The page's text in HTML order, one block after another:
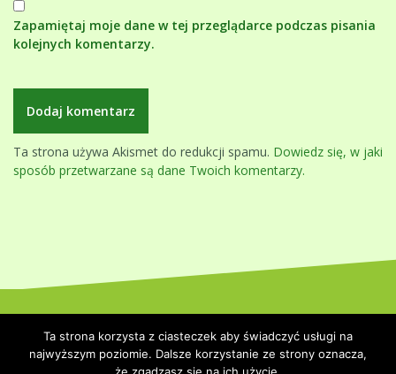
Zapamiętaj moje dane w tej przeglądarce podczas pisania
kolejnych komentarzy.
Ta strona używa Akismet do redukcji spamu. Dowiedz się, w jaki
sposób przetwarzane są dane Twoich komentarzy.
Themeisle.
Ta strona korzysta z ciasteczek aby świadczyć usługi na
najwyższym poziomie. Dalsze korzystanie ze strony oznacza,